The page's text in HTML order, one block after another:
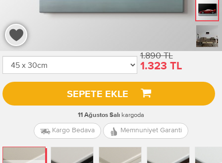
1.890 TL
1.323 TL
SEPETE EKLE
11 Ağustos Salı kargoda
Kargo Bedava Memnuniyet Garanti